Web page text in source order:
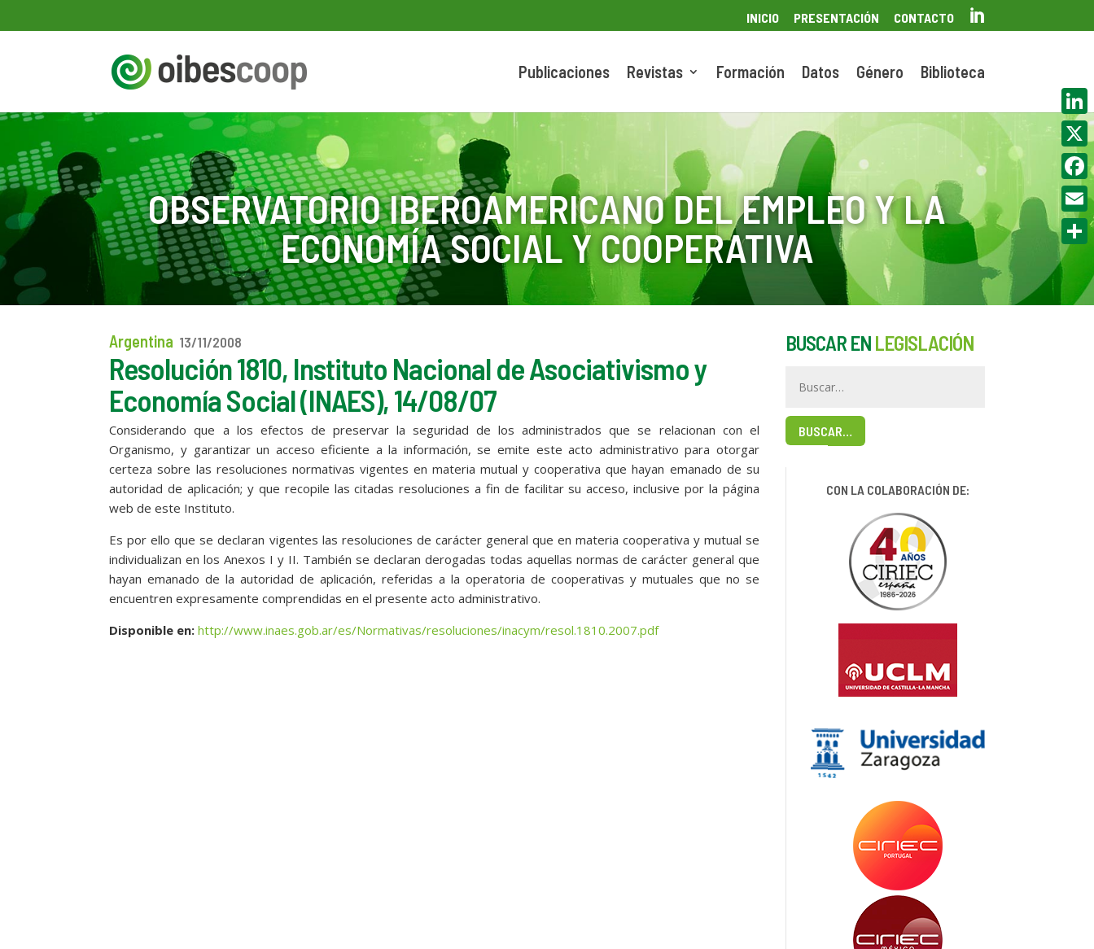
INICIO PRESENTACIÓN CONTACTO 
Publicaciones Revistas Formación Datos Género Biblioteca
OBSERVATORIO IBEROAMERICANO DEL EMPLEO Y LA
ECONOMÍA SOCIAL Y COOPERATIVA
Argentina 13/11/2008
Resolución 1810, Instituto Nacional de Asociativismo y
Economía Social (INAES), 14/08/07
Considerando que a los efectos de preservar la seguridad de los administrados que se relacionan con el
Organismo, y garantizar un acceso eficiente a la información, se emite este acto administrativo para otorgar
certeza sobre las resoluciones normativas vigentes en materia mutual y cooperativa que hayan emanado de su
autoridad de aplicación; y que recopile las citadas resoluciones a fin de facilitar su acceso, inclusive por la página
web de este Instituto.
Es por ello que se declaran vigentes las resoluciones de carácter general que en materia cooperativa y mutual se
individualizan en los Anexos I y II. También se declaran derogadas todas aquellas normas de carácter general que
hayan emanado de la autoridad de aplicación, referidas a la operatoria de cooperativas y mutuales que no se
encuentren expresamente comprendidas en el presente acto administrativo.
Disponible en:http://www.inaes.gob.ar/es/Normativas/resoluciones/inacym/resol.1810.2007.pdf
BUSCAR EN LEGISLACIÓN
BUSCAR…
CON LA COLABORACIÓN DE:
X
Email